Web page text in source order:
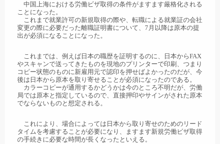
中国上海における労働ビザ取得の条件がますます厳格化される
ことになった。
これまで就業許可の新規取得の際や、転職による就業証の会社
変更の際に必要だった離職証明書について、7月以降は原本の提
出が必須になることになった。
これまでは、例えば日本の職歴を証明するのに、日本からFAX
やスキャンで送ってきたものを現地のプリンターで印刷、つまり
コピー状態のものに新雇用元で認印を押せばよかったのだが、今
後は日本から原本を取り寄せることが必須になったのである。
カラーコピーが通用するかどうかは今のところ不明だが、労働
局では原本と指定しているので、直接押印やサインがされた原本
でならないものと想定される。
これにより、場合によっては日本から取り寄せのためのリード
タイムを考慮することが必要になり、ますます新規労働ビザ取得
の手続きに必要な時間が長くなったといえる。